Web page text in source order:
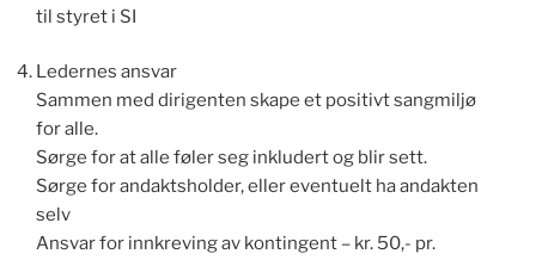
til styret i SI
Ledernes ansvar
Sammen med dirigenten skape et positivt sangmiljø
for alle.
Sørge for at alle føler seg inkludert og blir sett.
Sørge for andaktsholder, eller eventuelt ha andakten
selv
Ansvar for innkreving av kontingent – kr. 50,- pr.